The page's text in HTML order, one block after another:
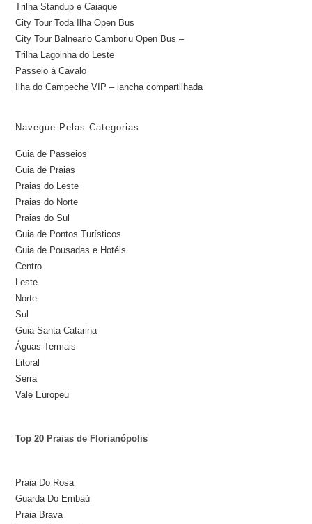
Trilha Standup e Caiaque
City Tour Toda Ilha Open Bus
City Tour Balneario Camboriu Open Bus –
Trilha Lagoinha do Leste
Passeio á Cavalo
Ilha do Campeche VIP – lancha compartilhada
Navegue Pelas Categorias
Guia de Passeios
Guia de Praias
Praias do Leste
Praias do Norte
Praias do Sul
Guia de Pontos Turísticos
Guia de Pousadas e Hotéis
Centro
Leste
Norte
Sul
Guia Santa Catarina
Águas Termais
Litoral
Serra
Vale Europeu
Top 20 Praias de Florianópolis
Praia Do Rosa
Guarda Do Embaú
Praia Brava